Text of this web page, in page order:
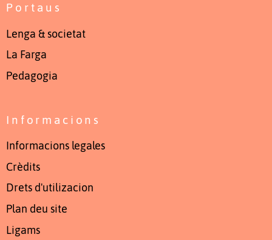
Portaus
Lenga & societat
La Farga
Pedagogia
Informacions
Informacions legales
Crèdits
Drets d'utilizacion
Plan deu site
Ligams